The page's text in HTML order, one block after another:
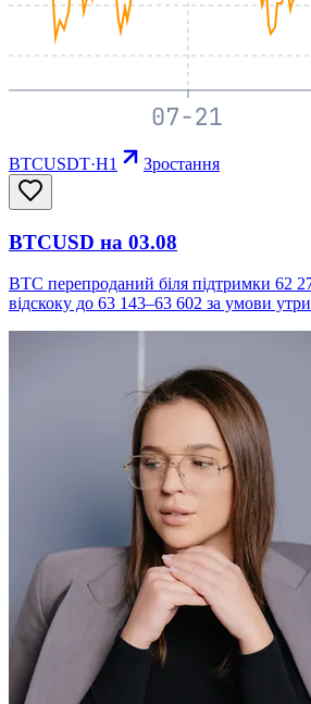
BTCUSDT·H1 Зростання
BTCUSD на 03.08
BTC перепроданий біля підтримки 62
відскоку до 63 143–63 602 за умови